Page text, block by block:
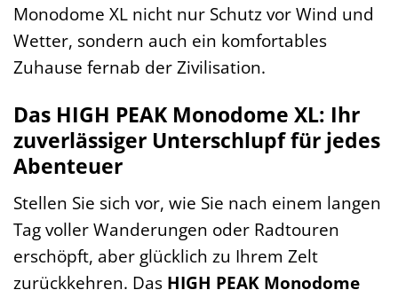
Monodome XL nicht nur Schutz vor Wind und
Wetter, sondern auch ein komfortables
Zuhause fernab der Zivilisation.
Das HIGH PEAK Monodome XL: Ihr
zuverlässiger Unterschlupf für jedes
Abenteuer
Stellen Sie sich vor, wie Sie nach einem langen
Tag voller Wanderungen oder Radtouren
erschöpft, aber glücklich zu Ihrem Zelt
zurückkehren. Das HIGH PEAK Monodome